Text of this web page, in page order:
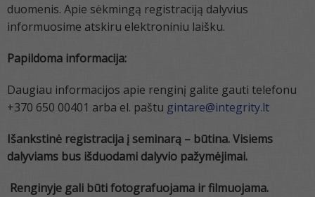
duomenis. Apie sėkmingą registraciją dalyvius
informuosime atskiru elektroniniu laišku.
Papildoma informacija:
Daugiau informacijos apie renginį galite gauti telefonu
+370 650 00401 arba el. paštu gintare@integrity.lt
Išankstinė registracija į seminarą – būtina. Visiems
dalyviams bus išduodami dalyvio pažymėjimai.
Renginyje gali būti fotografuojama ir filmuojama.